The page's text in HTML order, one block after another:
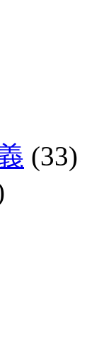
(33)